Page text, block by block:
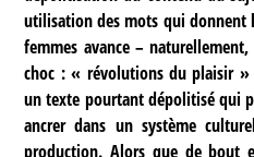
utilisation des mots qui donnent
femmes avance –
choc : « révolutions du plaisir
un texte pourtant dépolitisé qui
ancrer dans un système
production. Alors que de bout